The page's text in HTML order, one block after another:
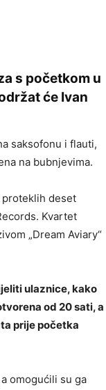
s početkom u
će Ivan
saksofonu i flauti,
na bubnjevima.
proteklih deset
Kvartet
„Dream Aviary“
ulaznice, kako
od 20 sati, a
prije početka
omogućili su ga